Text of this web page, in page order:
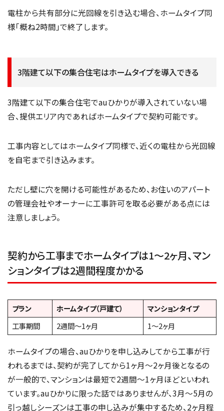
電柱から共有部分に光回線を引き込む場合、ホームタイプ同
様「概ね2時間」で終了します。
3階建て以下の集合住宅はホームタイプを導入できる
3階建て以下の集合住宅でauひかりが導入されていない場
合、提供エリア内であればホームタイプで契約可能です。
工事内容としてはホームタイプ同様で、近くの電柱から光回線
を自宅まで引き込みます。
ただし壁に穴を開ける可能性があるため、お住いのアパート
の管理会社やオーナーに工事許可を取る必要がある点には
注意しましょう。
契約から工事までホームタイプは1～2ヶ月、マン
ションタイプは2週間程度かかる
プラン ホームタイプ（戸建て）
マンションタイプ
工事期間
2週間～1ヶ月 1～2ヶ月
ホームタイプの場合、auひかりを申し込みしてから工事が行
われるまでは、契約が完了してから1ヶ月〜2ヶ月後となるの
が一般的で、マンションは最短で2週間〜1ヶ月ほどといわれ
ています。auひかりに限った話ではありませんが、3月〜5月の
引っ越しシーズンは工事の申し込みが集中するため、2ヶ月程